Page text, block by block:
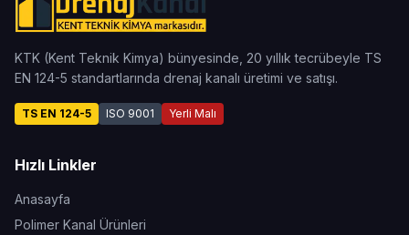
KTK (Kent Teknik Kimya) bünyesinde, 20 yıllık tecrübeyle TS
EN 124-5 standartlarında drenaj kanalı üretimi ve satışı.
TS EN 124-5 ISO 9001 Yerli Malı
Hızlı Linkler
Anasayfa
Polimer Kanal Ürünleri